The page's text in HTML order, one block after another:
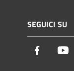
SEGUICI SU
Facebook